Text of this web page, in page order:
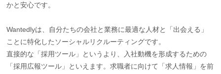
かと安心です。
Wantedlyは、自分たちの会社と業務に最適な人材と「出会える」
ことに特化したソーシャルリクルーティングです。
直接的な「採用ツール」というより、入社動機を形成するための
「採用広報ツール」といえます。求職者に向けて「求人情報」を前